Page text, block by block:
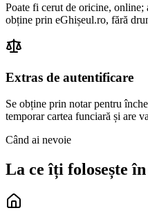
Poate fi cerut de oricine, online;
obține prin eGhișeul.ro, fără
Extras de autentificare
Se obține prin notar pentru
temporar cartea funciară și are
Când ai nevoie
La ce îți folosește